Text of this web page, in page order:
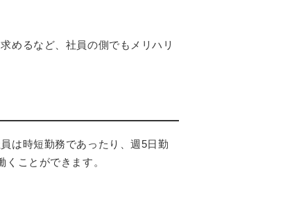
めるなど、社員の側でもメリハリ
は時短勤務であったり、週5日勤
ことができます。